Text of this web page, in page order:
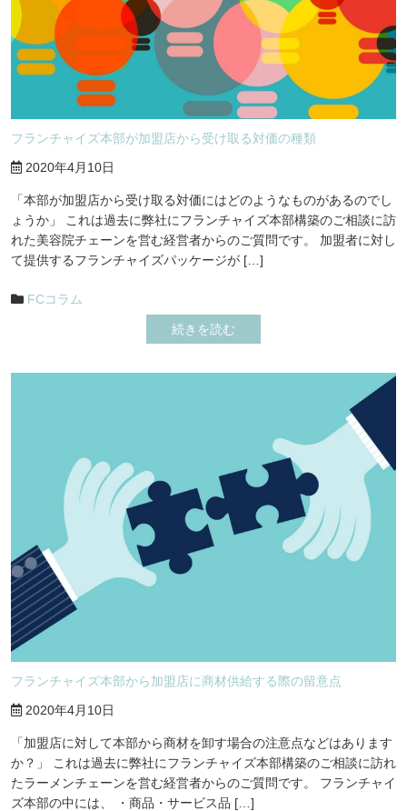
フランチャイズ本部が加盟店から受け取る対価の種類
2020年4月10日
「本部が加盟店から受け取る対価にはどのようなものがあるのでし
ょうか」 これは過去に弊社にフランチャイズ本部構築のご相談に訪
れた美容院チェーンを営む経営者からのご質問です。 加盟者に対し
て提供するフランチャイズパッケージが […]
FCコラム
続きを読む
フランチャイズ本部から加盟店に商材供給する際の留意点
2020年4月10日
「加盟店に対して本部から商材を卸す場合の注意点などはあります
か？」 これは過去に弊社にフランチャイズ本部構築のご相談に訪れ
たラーメンチェーンを営む経営者からのご質問です。 フランチャイ
ズ本部の中には、 ・商品・サービス品 […]